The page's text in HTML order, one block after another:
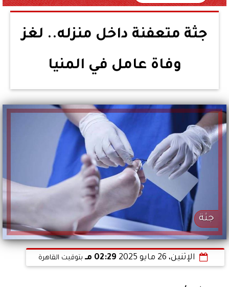
جثة متعفنة داخل منزله.. لغز
وفاة عامل في المنيا
جثة
الإثنين، 26 مايو 2025 02:29 مـ بتوقيت القاهرة